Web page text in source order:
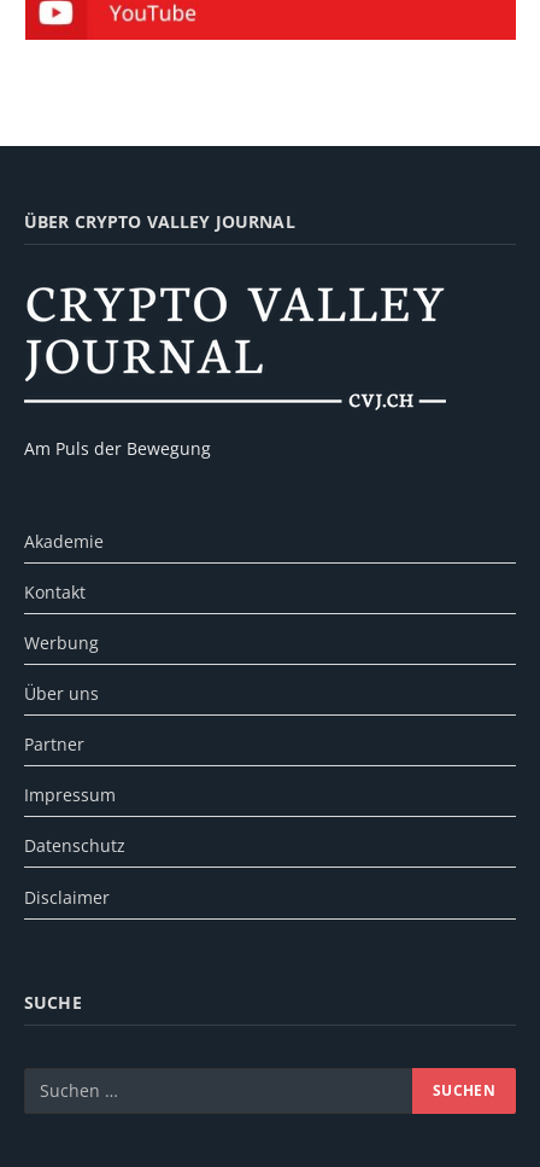
ÜBER CRYPTO VALLEY JOURNAL
Am Puls der Bewegung
Akademie
Kontakt
Werbung
Über uns
Partner
Impressum
Datenschutz
Disclaimer
SUCHE